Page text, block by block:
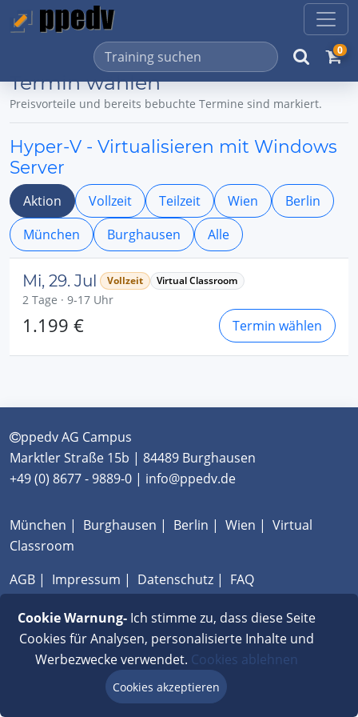
0
Termin wählen
Preisvorteile und bereits bebuchte Termine sind markiert.
Hyper-V - Virtualisieren mit Windows
Server
Aktion Vollzeit Teilzeit Wien
Berlin
München
Burghausen Alle
Mi, 29. Jul Vollzeit Virtual Classroom
2 Tage · 9-17 Uhr
1.199 € Termin wählen
ppedv AG Campus
Marktler Straße 15b | 84489 Burghausen
+49 (0) 8677 - 9889-0 | info@ppedv.de
München | Burghausen | Berlin | Wien | Virtual
Classroom
AGB | Impressum | Datenschutz | FAQ
Cookie Warnung-Ich stimme zu, dass diese Seite
Cookies für Analysen, personalisierte Inhalte und
Werbezwecke verwendet. Cookies ablehnen
Cookies akzeptieren